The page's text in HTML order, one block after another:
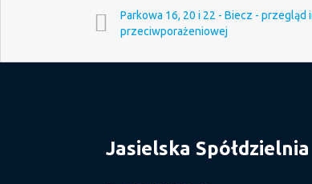
Parkowa 16, 20 i 22 - Biecz -
przeciwporażeniowej
Jasielska